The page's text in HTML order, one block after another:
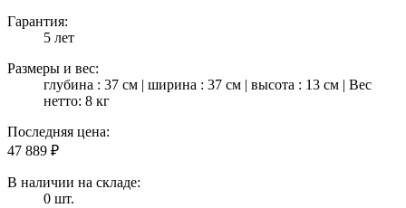
Гарантия:
5 лет
Размеры и вес:
глубина : 37 см | ширина : 37 см | высота : 13 см | Вес
нетто: 8 кг
Последняя цена:
47 889 ₽
В наличии на складе:
0 шт.